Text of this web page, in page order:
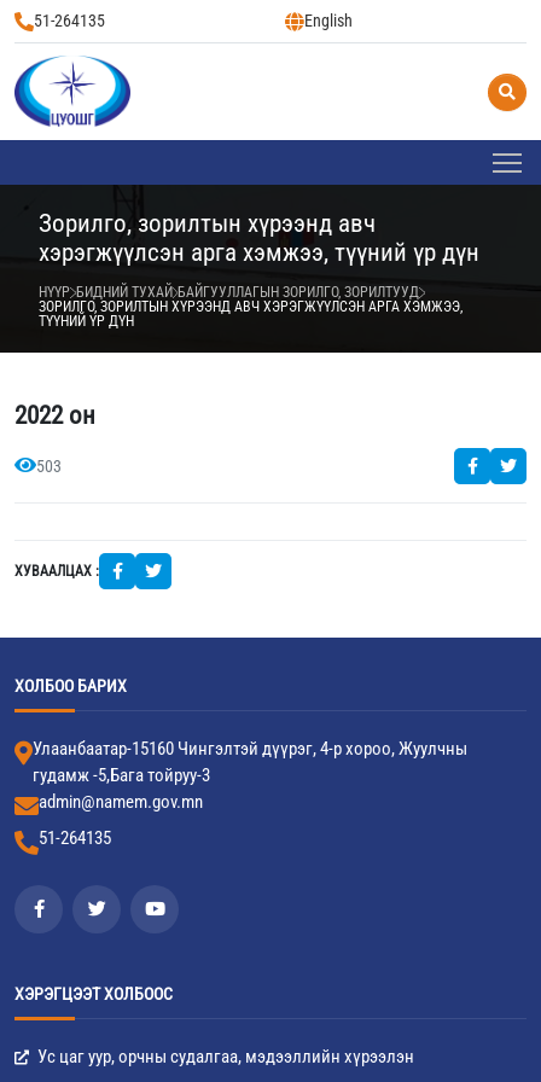
51-264135 English
Зорилго, зорилтын хүрээнд авч
хэрэгжүүлсэн арга хэмжээ, түүний үр дүн
НҮҮР БИДНИЙ ТУХАЙ БАЙГУУЛЛАГЫН ЗОРИЛГО, ЗОРИЛТУУД
ЗОРИЛГО, ЗОРИЛТЫН ХҮРЭЭНД АВЧ ХЭРЭГЖҮҮЛСЭН АРГА ХЭМЖЭЭ,
ТҮҮНИЙ ҮР ДҮН
2022 он
503
ХУВААЛЦАХ :
ХОЛБОО БАРИХ
Улаанбаатар-15160 Чингэлтэй дүүрэг, 4-р хороо, Жуулчны
гудамж -5,Бага тойруу-3
admin@namem.gov.mn
51-264135
ХЭРЭГЦЭЭТ ХОЛБООС
Ус цаг уур, орчны судалгаа, мэдээллийн хүрээлэн